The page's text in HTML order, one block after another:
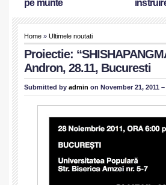
pe munte
Home » Ultimele noutati
Proiectie:
Andron, 28.11, Bucuresti
Submitted by admin on November 21, 2011